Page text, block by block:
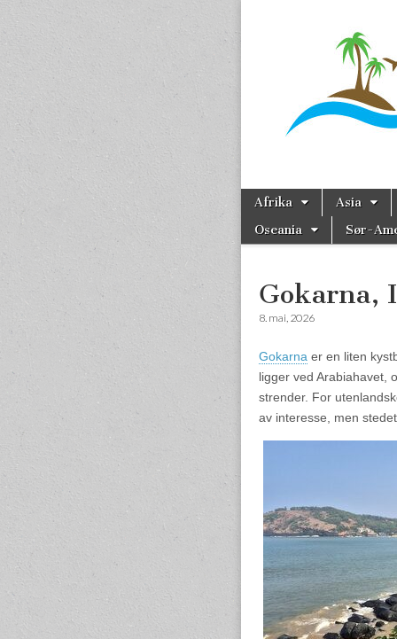
Skip to content
Afrika
Asia
Oseania
Sør-
Gokarna,
8. mai, 2026
Gokarna er en liten
ligger ved Arabiahavet,
strender. For
av interesse, men